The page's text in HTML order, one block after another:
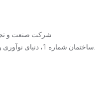
شرکت صنعت و